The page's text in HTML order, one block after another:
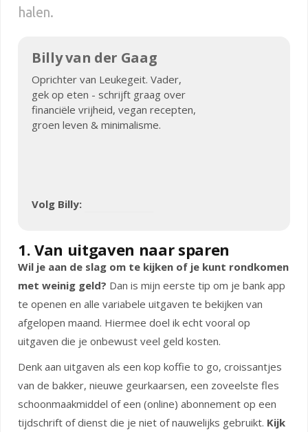
halen.
Billy van der Gaag
Oprichter van Leukegeit. Vader,
gek op eten - schrijft graag over
financiële vrijheid, vegan recepten,
groen leven & minimalisme.
Volg Billy:
1. Van uitgaven naar sparen
Wil je aan de slag om te kijken of je kunt rondkomen
met weinig geld? Dan is mijn eerste tip om je bank app
te openen en alle variabele uitgaven te bekijken van
afgelopen maand. Hiermee doel ik echt vooral op
uitgaven die je onbewust veel geld kosten.
Denk aan uitgaven als een kop koffie to go, croissantjes
van de bakker, nieuwe geurkaarsen, een zoveelste fles
schoonmaakmiddel of een (online) abonnement op een
tijdschrift of dienst die je niet of nauwelijks gebruikt. Kijk